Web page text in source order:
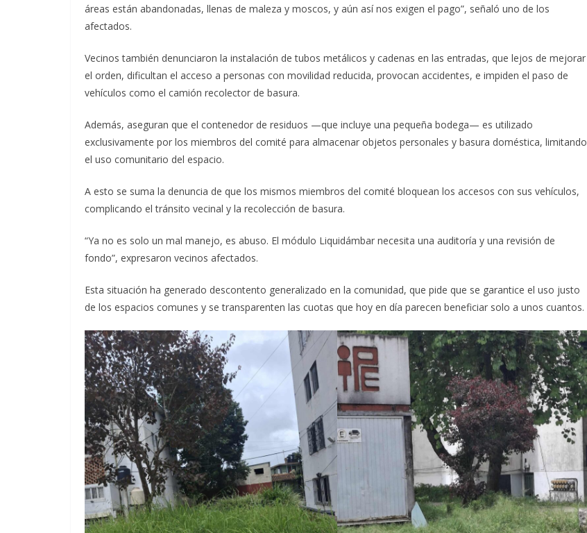
áreas están abandonadas, llenas de maleza y moscos, y aún así nos exigen el pago”, señaló uno de los
afectados.
Vecinos también denunciaron la instalación de tubos metálicos y cadenas en las entradas, que lejos de mejorar
el orden, dificultan el acceso a personas con movilidad reducida, provocan accidentes, e impiden el paso de
vehículos como el camión recolector de basura.
Además, aseguran que el contenedor de residuos —que incluye una pequeña bodega— es utilizado
exclusivamente por los miembros del comité para almacenar objetos personales y basura doméstica, limitando
el uso comunitario del espacio.
A esto se suma la denuncia de que los mismos miembros del comité bloquean los accesos con sus vehículos,
complicando el tránsito vecinal y la recolección de basura.
“Ya no es solo un mal manejo, es abuso. El módulo Liquidámbar necesita una auditoría y una revisión de
fondo”, expresaron vecinos afectados.
Esta situación ha generado descontento generalizado en la comunidad, que pide que se garantice el uso justo
de los espacios comunes y se transparenten las cuotas que hoy en día parecen beneficiar solo a unos cuantos.